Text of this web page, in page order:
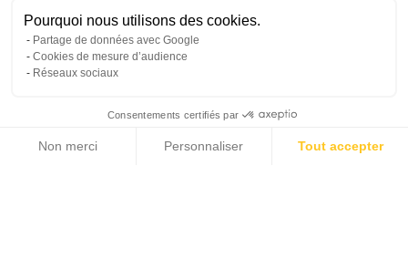
Pourquoi nous utilisons des cookies.
Partage de données avec Google
Cookies de mesure d’audience
Réseaux sociaux
Consentements certifiés par
Non merci Personnaliser Tout accepter
© Copyright 2026 France Galerie. Tous droits reservés.
Cliquez-ici pour modifier vos préférences en matière de cookies